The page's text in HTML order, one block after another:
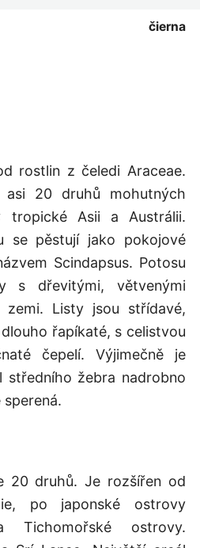
rostlin z čeledi Araceae.
20 druhů mohutných
tropické Asii a Austrálii.
se pěstují jako pokojové
Scindapsus. Potosu
s dřevitými, větvenými
Listy jsou střídavé,
řapíkaté, s celistvou
čepelí. Výjimečně je
středního žebra nadrobno
sperená.
20 druhů. Je rozšířen od
po japonské ostrovy
Tichomořské ostrovy.
čierna